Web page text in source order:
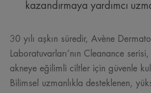
kazandırmaya yardımcı
30 yılı aşkın süredir, Avène
Laboratuvarları’nın Cleanance
akneye eğilimli ciltler için güvenle
Bilimsel uzmanlıkla desteklenen,